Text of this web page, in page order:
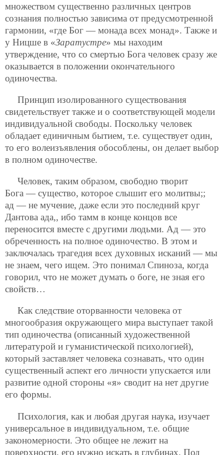
множеством существенно различных центров
сознания полностью зависима от предусмотренной
гармонии, «где Бог — монада всех монад». Также и
у Ницше в «Заратустре» мы находим
утверждение, что со смертью Бога человек сразу же
оказывается в положении окончательного
одиночества.
Принцип изолированного существования
свидетельствует также и о соответствующей модели
индивидуальной свободы. Поскольку человек
обладает единичным бытием, т.е. существует один,
то его волеизъявления обособлены, он делает выбор
в полном одиночестве.
Человек, таким образом, свободно творит
Бога — существо, которое слышит его молитвы;;
ад — не мучение, даже если это последний круг
Дантова ада,, ибо тамм в конце концов все
переносится вместе с другими людьми. Ад — это
обреченность на полное одиночество. В этом и
заключалась трагедия всех духовных исканий — мы
не знаем, чего ищем. Это понимал Спиноза, когда
говорил, что не может думать о боге, не зная его
свойств…
Как следствие оторванности человека от
многообразия окружающего мира выступает такой
тип одиночества (описанный художественной
литературой и гуманистической психологией),
который заставляет человека сознавать, что один
существенный аспект его личности упускается или
развитие одной стороны «я» сводит на нет другие
его формы.
Психология, как и любая другая наука, изучает
универсальное в индивидуальном, т.е. общие
закономерности. Это общее не лежит на
поверхности, его нужно искать в глубинах. Под